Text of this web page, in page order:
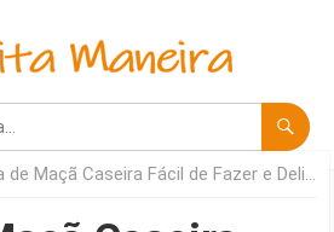
Maçã Caseira Fácil de Fazer e Deliciosa